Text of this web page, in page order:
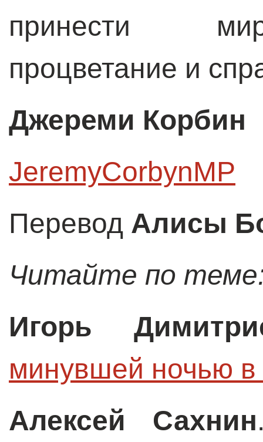
принести
процветание и
Джереми Корбин
JeremyCorbynMP
Перевод Алисы
Читайте по
Игорь
минувшей ночью
Алексей Сахнин